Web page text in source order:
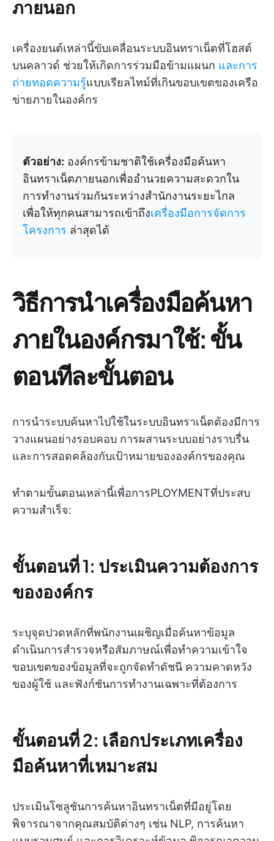
ภายนอก
เครื่องยนต์เหล่านี้ขับเคลื่อนระบบอินทราเน็ตที่โฮสต์
บนคลาวด์ ช่วยให้เกิดการร่วมมือข้ามแผนก และการ
ถ่ายทอดความรู้แบบเรียลไทม์ที่เกินขอบเขตของเครือ
ข่ายภายในองค์กร
ตัวอย่าง: องค์กรข้ามชาติใช้เครื่องมือค้นหา
อินทราเน็ตภายนอกเพื่ออำนวยความสะดวกใน
การทำงานร่วมกันระหว่างสำนักงานระยะไกล
เพื่อให้ทุกคนสามารถเข้าถึงเครื่องมือการจัดการ
โครงการ ล่าสุดได้
วิธีการนำเครื่องมือค้นหา
ภายในองค์กรมาใช้: ขั้น
ตอนทีละขั้นตอน
การนำระบบค้นหาไปใช้ในระบบอินทราเน็ตต้องมีการ
วางแผนอย่างรอบคอบ การผสานระบบอย่างราบรื่น
และการสอดคล้องกับเป้าหมายขององค์กรของคุณ
ทำตามขั้นตอนเหล่านี้เพื่อการPLOYMENTที่ประสบ
ความสำเร็จ:
ขั้นตอนที่ 1: ประเมินความต้องการ
ขององค์กร
ระบุจุดปวดหลักที่พนักงานเผชิญเมื่อค้นหาข้อมูล
ดำเนินการสำรวจหรือสัมภาษณ์เพื่อทำความเข้าใจ
ขอบเขตของข้อมูลที่จะถูกจัดทำดัชนี ความคาดหวัง
ของผู้ใช้ และฟังก์ชันการทำงานเฉพาะที่ต้องการ
ขั้นตอนที่ 2: เลือกประเภทเครื่อง
มือค้นหาที่เหมาะสม
ประเมินโซลูชันการค้นหาอินทราเน็ตที่มีอยู่โดย
พิจารณาจากคุณสมบัติต่างๆ เช่น NLP, การค้นหา